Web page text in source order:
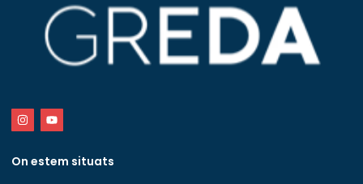
On estem situats